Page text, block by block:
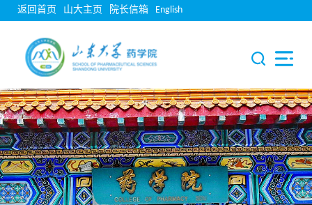
返回首页 山大主页 院长信箱 English